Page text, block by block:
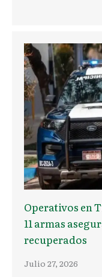
Operativos en
11 armas
recuperados
Julio 27, 2026